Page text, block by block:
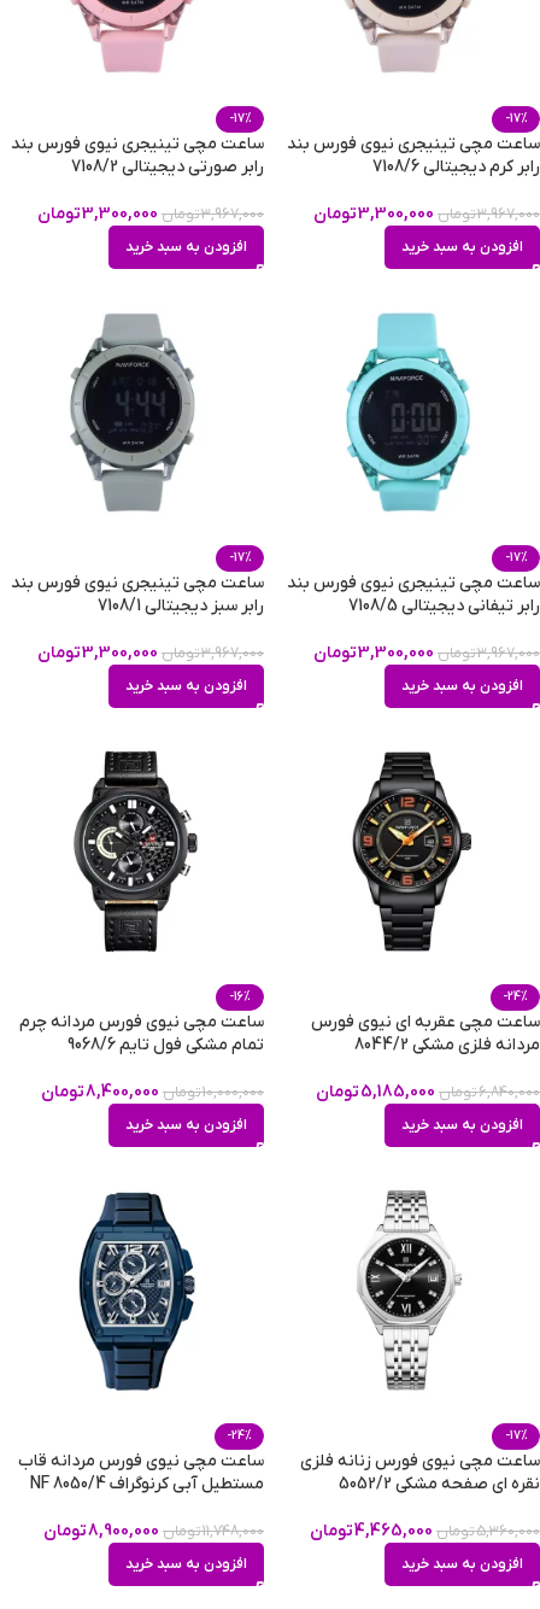
-17%
ساعت مچی تینیجری نیوی فورس بند
رابر کرم دیجیتالی 7108/6
3,967,000تومان 3,300,000تومان
افزودن به سبد خرید
-17%
ساعت مچی تینیجری نیوی فورس بند
رابر صورتی دیجیتالی 7108/2
3,967,000تومان 3,300,000تومان
افزودن به سبد خرید
-17%
ساعت مچی تینیجری نیوی فورس بند
رابر تیفانی دیجیتالی 7108/5
3,967,000تومان 3,300,000تومان
افزودن به سبد خرید
-17%
ساعت مچی تینیجری نیوی فورس بند
رابر سبز دیجیتالی 7108/1
3,967,000تومان 3,300,000تومان
افزودن به سبد خرید
-24%
ساعت مچی عقربه ای نیوی فورس
مردانه فلزی مشکی 8044/2
6,840,000تومان 5,185,000تومان
افزودن به سبد خرید
-16%
ساعت مچی نیوی فورس مردانه چرم
تمام مشکی فول تایم 9068/6
10,000,000تومان 8,400,000تومان
افزودن به سبد خرید
-17%
ساعت مچی نیوی فورس زنانه فلزی
نقره ای صفحه مشکی 5052/2
5,360,000تومان 4,465,000تومان
افزودن به سبد خرید
-24%
ساعت مچی نیوی فورس مردانه قاب
مستطیل آبی کرنوگراف NF 8050/4
11,748,000تومان 8,900,000تومان
افزودن به سبد خرید